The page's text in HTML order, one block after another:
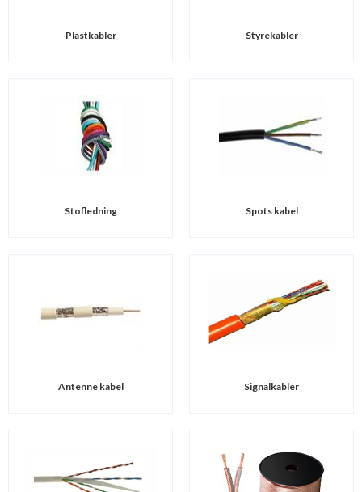
Plastkabler Styrekabler
Stofledning Spots kabel
Antenne kabel Signalkabler